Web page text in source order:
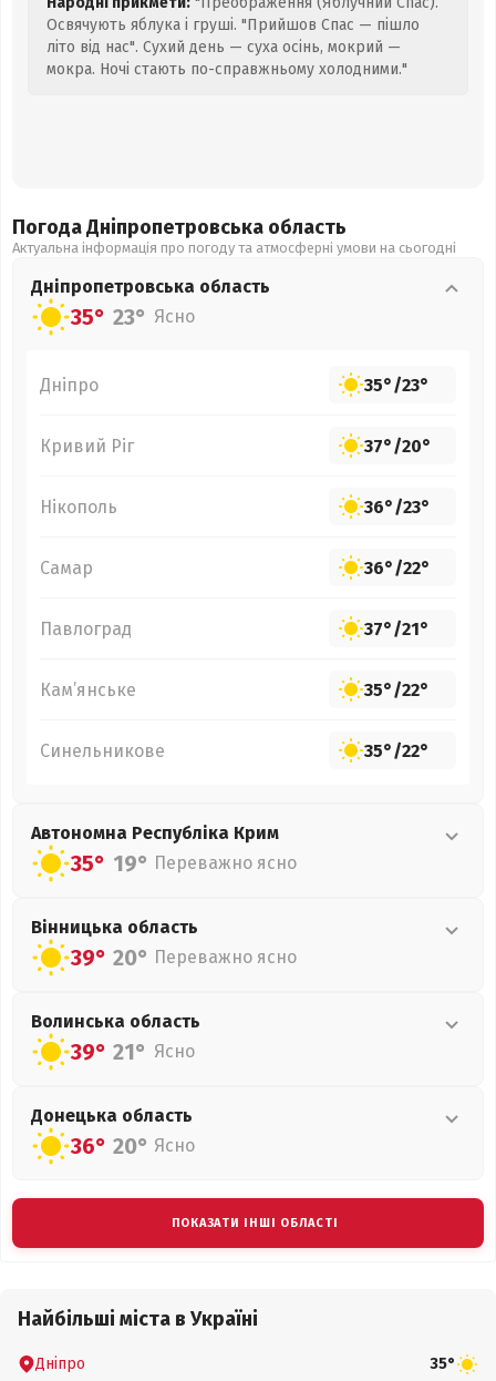
Освячують яблука і груші. "Прийшов Спас — пішло
літо від нас". Сухий день — суха осінь, мокрий —
мокра. Ночі стають по-справжньому холодними."
Погода Дніпропетровська область
Актуальна інформація про погоду та атмосферні умови на сьогодні
Дніпропетровська область
35° 23° Ясно
Дніпро 35°/23°
Кривий Ріг 37°/20°
Нікополь 36°/23°
Самар 36°/22°
Павлоград 37°/21°
Кам’янське 35°/22°
Синельникове 35°/22°
Автономна Республіка Крим
35° 19° Переважно ясно
Вінницька область
39° 20° Переважно ясно
Волинська область
39° 21° Ясно
Донецька область
36° 20° Ясно
ПОКАЗАТИ ІНШІ ОБЛАСТІ
Найбільші міста в Україні
Дніпро 35°